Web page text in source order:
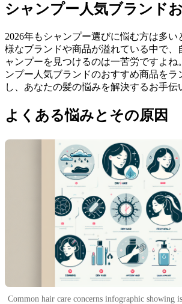
シャンプー人気ブランド
2026年もシャンプー選びに悩む方は多い
様なブランドや商品が溢れている中で、
ャンプーを見つけるのは一苦労ですよね
ンプー人気ブランドのおすすめ商品をラ
し、あなたの髪の悩みを解決するお手伝
よくある悩みとその原因
Common hair care concerns infographic showing